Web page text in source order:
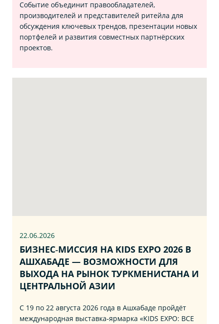
Событие объединит правообладателей,
производителей и представителей ритейла для
обсуждения ключевых трендов, презентации новых
портфелей и развития совместных партнёрских
проектов.
22.06.2026
БИЗНЕС‑МИССИЯ НА KIDS EXPO 2026 В
АШХАБАДЕ — ВОЗМОЖНОСТИ ДЛЯ
ВЫХОДА НА РЫНОК ТУРКМЕНИСТАНА И
ЦЕНТРАЛЬНОЙ АЗИИ
С 19 по 22 августа 2026 года в Ашхабаде пройдёт
международная выставка‑ярмарка «KIDS EXPO: ВСЕ